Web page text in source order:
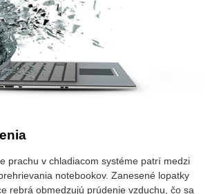
prachu v chladiacom systéme patrí medzi
notebookov. Zanesené lopatky
rebrá obmedzujú prúdenie vzduchu, čo sa